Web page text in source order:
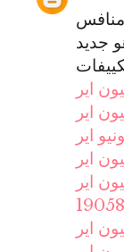
ماهو جديد
اير
اير
اير
اير
اير
اير